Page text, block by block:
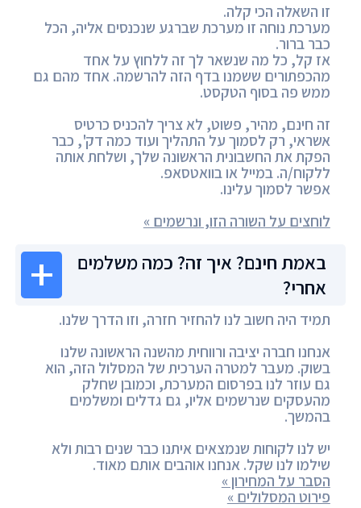
זו השאלה הכי קלה.
מערכת נוחה זו מערכת שברגע שנכנסים אליה, הכל
כבר ברור.
אז קל, כל מה שנשאר לך זה ללחוץ על אחד
מהכפתורים ששמנו בדף הזה להרשמה. אחד מהם גם
ממש פה בסוף הטקסט.
זה חינם, מהיר, פשוט, לא צריך להכניס כרטיס
אשראי, רק לסמוך על התהליך ועוד כמה דק', כבר
הפקת את החשבונית הראשונה שלך, ושלחת אותה
ללקוח/ה. במייל או בוואטסאפ.
אפשר לסמוך עלינו.
לוחצים על השורה הזו, ונרשמים »
באמת חינם? איך זה? כמה משלמים
אחרי?
תמיד היה חשוב לנו להחזיר חזרה, וזו הדרך שלנו.
אנחנו חברה יציבה ורווחית מהשנה הראשונה שלנו
בשוק. מעבר למטרה הערכית של המסלול הזה, הוא
גם עוזר לנו בפרסום המערכת, וכמובן שחלק
מהעסקים שנרשמים אליו, גם גדלים ומשלמים
בהמשך.
יש לנו לקוחות שנמצאים איתנו כבר שנים רבות ולא
שילמו לנו שקל. אנחנו אוהבים אותם מאוד.
הסבר על המחירון »
פירוט המסלולים »